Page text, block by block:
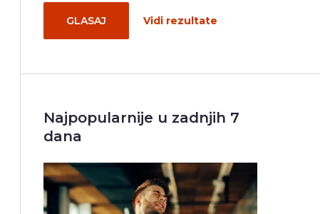
GLASAJ Vidi rezultate
Najpopularnije u zadnjih 7
dana